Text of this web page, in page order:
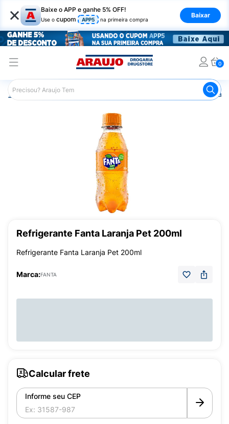
× Baixe o APP e ganhe 5% OFF!
Use o cupom APP5 na primeira compra
Baixar
0
Araujo Mercado
Refrigerante Fanta Laranja Pet 200ml
Refrigerante Fanta Laranja Pet 200ml
Marca:FANTA
Calcular frete
Informe seu CEP